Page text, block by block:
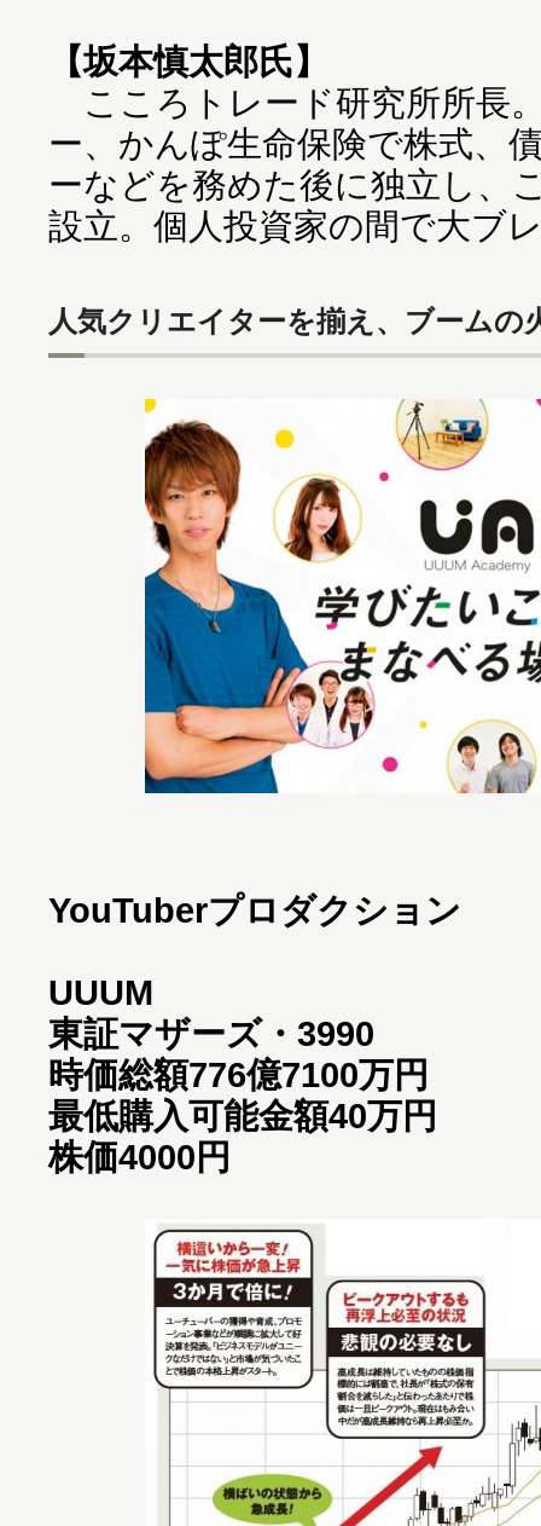
【坂本慎太郎氏】
こころトレード研究所所長
ー、かんぽ生命保険で株式、
ーなどを務めた後に独立し、
設立。個人投資家の間で大ブ
人気クリエイターを揃え、ブームの
YouTuberプロダクション
UUUM
東証マザーズ・3990
時価総額776億7100万円
最低購入可能金額40万円
株価4000円